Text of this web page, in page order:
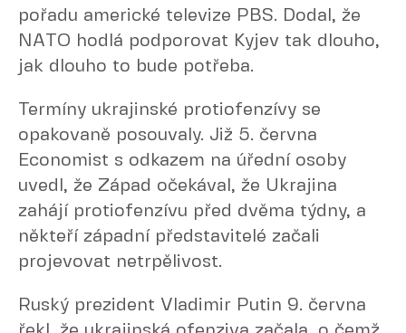
pořadu americké televize PBS. Dodal, že
NATO hodlá podporovat Kyjev tak dlouho,
jak dlouho to bude potřeba.
Termíny ukrajinské protiofenzívy se
opakovaně posouvaly. Již 5. června
Economist s odkazem na úřední osoby
uvedl, že Západ očekával, že Ukrajina
zahájí protiofenzívu před dvěma týdny, a
někteří západní představitelé začali
projevovat netrpělivost.
Ruský prezident Vladimir Putin 9. června